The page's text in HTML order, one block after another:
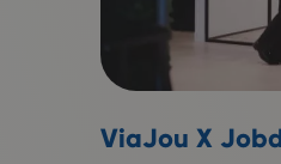
ViaJou X